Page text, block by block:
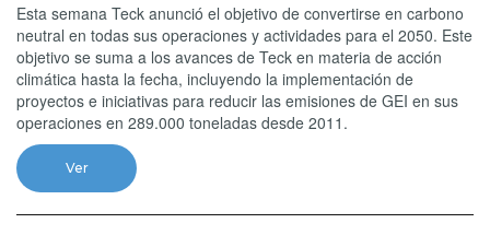
Esta semana Teck anunció el objetivo de convertirse en carbono
neutral en todas sus operaciones y actividades para el 2050. Este
objetivo se suma a los avances de Teck en materia de acción
climática hasta la fecha, incluyendo la implementación de
proyectos e iniciativas para reducir las emisiones de GEI en sus
operaciones en 289.000 toneladas desde 2011.
Ver